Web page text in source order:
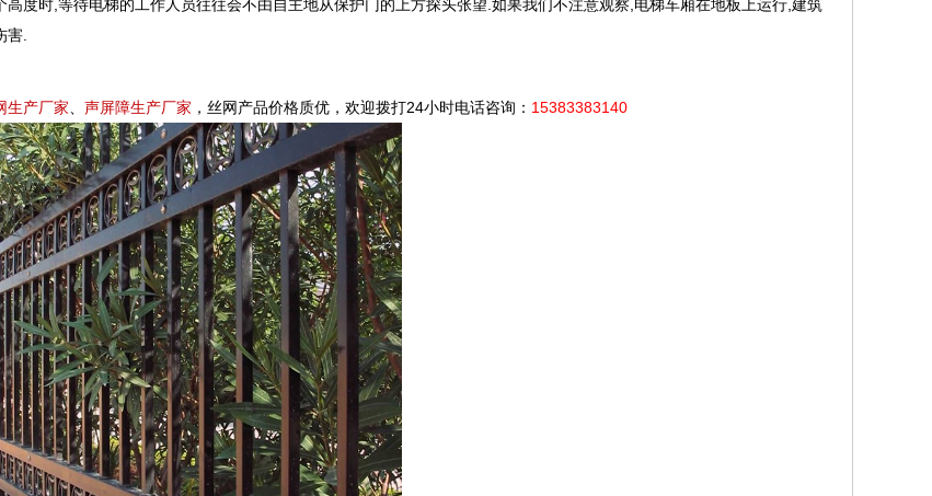
高度时,等待电梯的工作人员往往会不由自主地从保护门的上方探头张望.如果我们不注意观察,电梯车厢在地板上运行,建筑
害.
生产厂家 、声屏障生产厂家 ，丝网产品价格质优，欢迎拨打24小时电话咨询： 15383383140